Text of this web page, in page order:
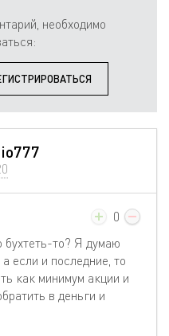
необходимо
0
бухтеть-то? Я думаю
если и последние, то
как минимум акции и
в деньги и